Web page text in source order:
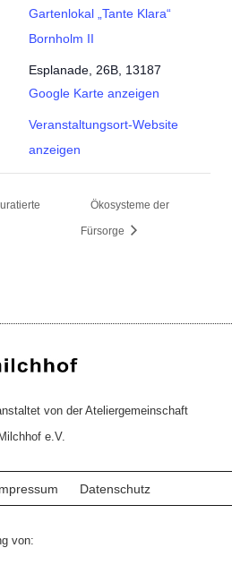
Gartenlokal „Tante Klara“
Bornholm II
Esplanade, 26B, 13187
Google Karte anzeigen
Veranstaltungsort-Website
anzeigen
Ökosysteme der
Fürsorge
von der Ateliergemeinschaft
Milchhof e.V.
Datenschutz
von: